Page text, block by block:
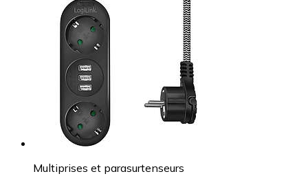
Multiprises et parasurtenseurs